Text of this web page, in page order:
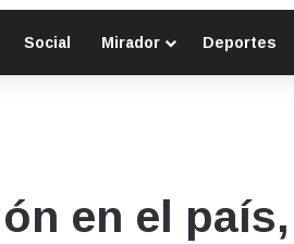
Social Mirador Deportes
en el